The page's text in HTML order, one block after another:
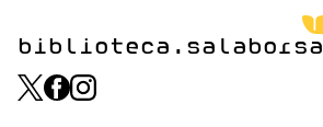
biblioteca.salaborsa